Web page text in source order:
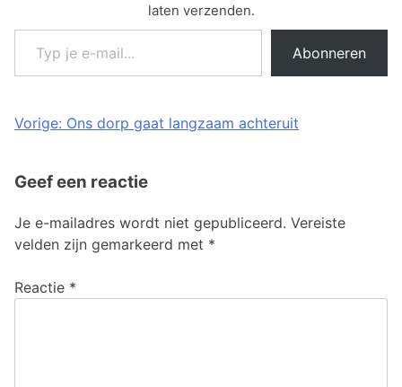
laten verzenden.
Typ je e-mail...
Abonneren
Bericht
Vorige: Ons dorp gaat langzaam achteruit
Geef een reactie
Je e-mailadres wordt niet gepubliceerd. Vereiste
velden zijn gemarkeerd met *
Reactie *